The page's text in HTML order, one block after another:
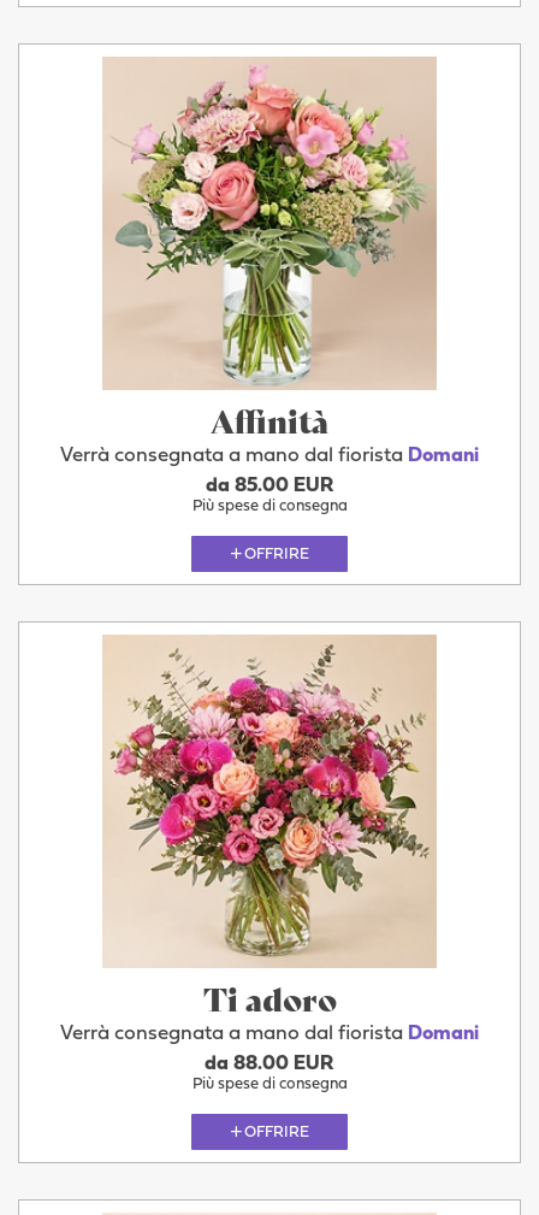
Affinità
Verrà consegnata a mano dal fiorista Domani
da 85.00 EUR
Più spese di consegna
OFFRIRE
Ti adoro
Verrà consegnata a mano dal fiorista Domani
da 88.00 EUR
Più spese di consegna
OFFRIRE